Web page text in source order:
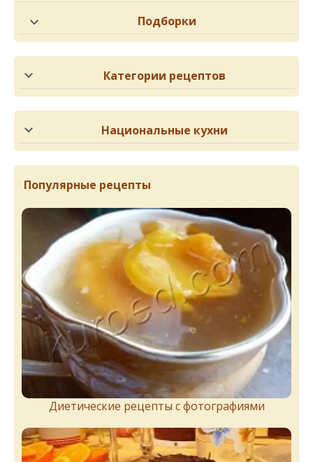
Подборки
Категории рецептов
Национальные кухни
Популярные рецепты
Диетические рецепты с фотографиями